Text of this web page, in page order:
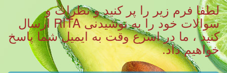
لطفا فرم زیر را پر کنید و نظرات و
سوالات خود را به نوشیدنی RITA ارسال
کنید ، ما در اسرع وقت به ایمیل شما پاسخ
خواهیم داد.